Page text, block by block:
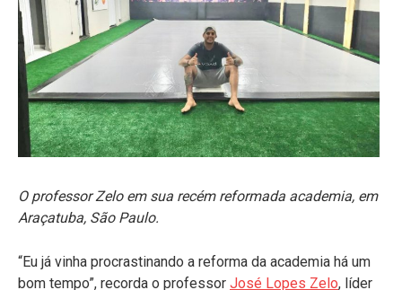
O professor Zelo em sua recém reformada academia, em
Araçatuba, São Paulo.
“Eu já vinha procrastinando a reforma da academia há um
bom tempo”, recorda o professor José Lopes Zelo, líder